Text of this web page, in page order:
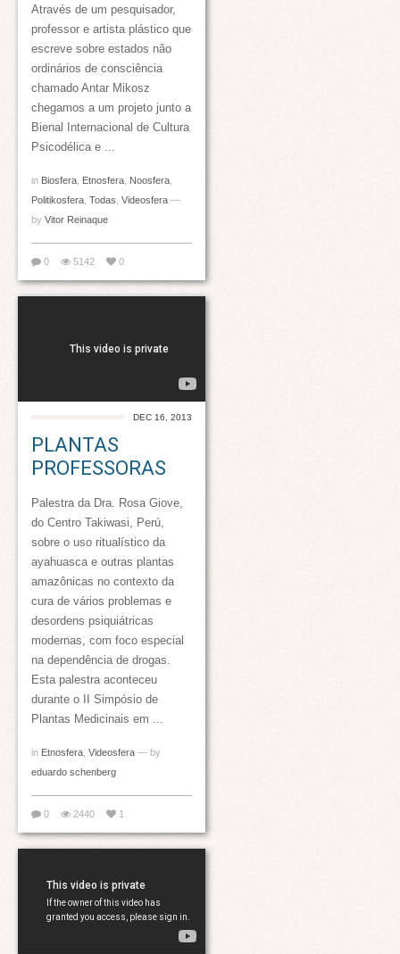
Através de um pesquisador,
professor e artista plástico que
escreve sobre estados não
ordinários de consciência
chamado Antar Mikosz
chegamos a um projeto junto a
Bienal Internacional de Cultura
Psicodélica e ...
in Biosfera Etnosfera Noosfera
Politikosfera Todas Videosfera —
by Vitor Reinaque
0 5142 0
DEC 16, 2013
PLANTAS
PROFESSORAS
Palestra da Dra. Rosa Giove,
do Centro Takiwasi, Perú,
sobre o uso ritualístico da
ayahuasca e outras plantas
amazônicas no contexto da
cura de vários problemas e
desordens psiquiátricas
modernas, com foco especial
na dependência de drogas.
Esta palestra aconteceu
durante o II Simpósio de
Plantas Medicinais em ...
in Etnosfera, Videosfera — by
eduardo schenberg
0 2440 1